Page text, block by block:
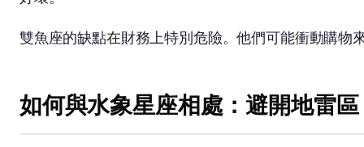
雙魚座的缺點在財務上特別危險。他們可能衝動購物
如何與水象星座相處：避開地雷區